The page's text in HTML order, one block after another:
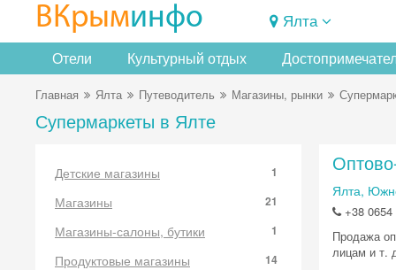
ВКрыминфо Ялта
Отели Культурный отдых
Главная Ялта Путеводитель Магазины, рынки
Супермаркеты в Ялте
Детские магазины 1
Магазины 21
Магазины-салоны, бутики 1
Продуктовые магазины 14
Ялта,
+38
Продажа
лицам и т.